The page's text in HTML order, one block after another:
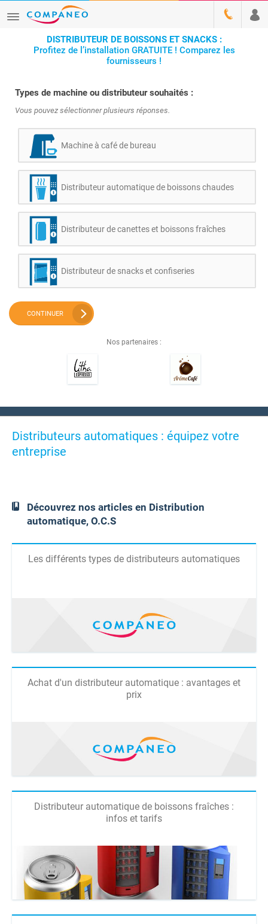
DISTRIBUTEUR DE BOISSONS ET SNACKS :
Profitez de l’installation GRATUITE ! Comparez les
fournisseurs !
Types de machine ou distributeur souhaités :
Vous pouvez sélectionner plusieurs réponses.
Machine à café de bureau
Distributeur automatique de boissons chaudes
Distributeur de canettes et boissons fraîches
Distributeur de snacks et confiseries
CONTINUER
Nos partenaires :
Distributeurs automatiques : équipez votre
entreprise
Découvrez nos articles en Distribution
automatique, O.C.S
Les différents types de distributeurs automatiques
Achat d'un distributeur automatique : avantages et
prix
Distributeur automatique de boissons fraîches :
infos et tarifs